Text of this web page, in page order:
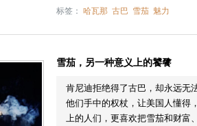
标签： 哈瓦那 古巴 雪茄 魅力
雪茄，另一种意义上的饕餮
肯尼迪拒绝得了古巴，却永远无
他们手中的权杖，让美国人懂得
上的人们，更喜欢把雪茄和财富